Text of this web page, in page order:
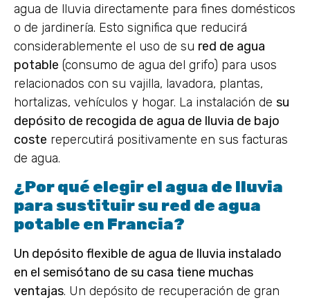
agua de lluvia directamente para fines domésticos
o de jardinería. Esto significa que reducirá
considerablemente el uso de su red de agua
potable (consumo de agua del grifo) para usos
relacionados con su vajilla, lavadora, plantas,
hortalizas, vehículos y hogar. La instalación de su
depósito de recogida de agua de lluvia de bajo
coste repercutirá positivamente en sus facturas
de agua.
¿Por qué elegir el agua de lluvia
para sustituir su red de agua
potable en Francia?
Un depósito flexible de agua de lluvia instalado
en el semisótano de su casa tiene muchas
ventajas. Un depósito de recuperación de gran